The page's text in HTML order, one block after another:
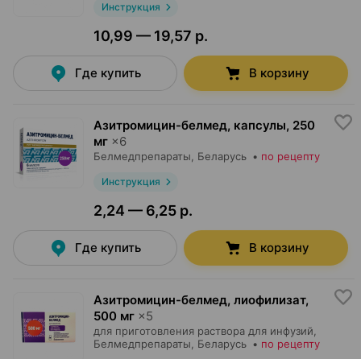
Инструкция
10,99 — 19,57 р.
Где купить В корзину
Азитромицин-белмед, капсулы, 250
мг ×6
Белмедпрепараты , Беларусь • по рецепту
Инструкция
2,24 — 6,25 р.
Где купить В корзину
Азитромицин-белмед, лиофилизат,
500 мг ×5
для приготовления раствора для инфузий,
Белмедпрепараты , Беларусь • по рецепту